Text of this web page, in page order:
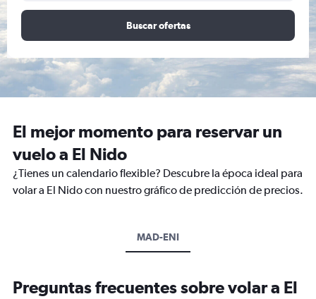
Buscar ofertas
El mejor momento para reservar un
vuelo a El Nido
¿Tienes un calendario flexible? Descubre la época ideal para
volar a El Nido con nuestro gráfico de predicción de precios.
MAD-ENI
Preguntas frecuentes sobre volar a El